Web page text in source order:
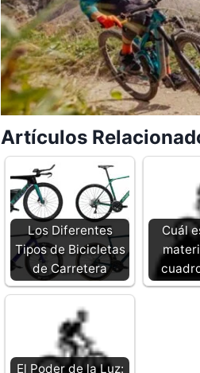
Artículos
Los Diferentes
Tipos de Bicicletas
de Carretera
Cuál
El Poder de la Luz: